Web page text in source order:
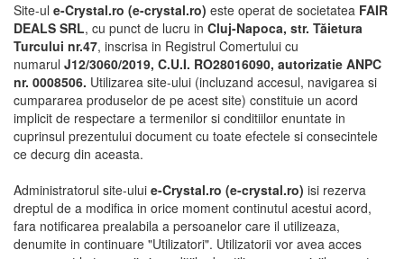
Site-ul e-Crystal.ro (e-crystal.ro) este operat de societatea FAIR
DEALS SRL, cu punct de lucru in Cluj-Napoca, str. Tăietura
Turcului nr.47, inscrisa in Registrul Comertului cu
numarul J12/3060/2019, C.U.I. RO28016090, autorizatie ANPC
nr. 0008506. Utilizarea site-ului (incluzand accesul, navigarea si
cumpararea produselor de pe acest site) constituie un acord
implicit de respectare a termenilor si conditiilor enuntate in
cuprinsul prezentului document cu toate efectele si consecintele
ce decurg din aceasta.
Administratorul site-ului e-Crystal.ro (e-crystal.ro) isi rezerva
dreptul de a modifica in orice moment continutul acestui acord,
fara notificarea prealabila a persoanelor care il utilizeaza,
denumite in continuare "Utilizatori". Utilizatorii vor avea acces